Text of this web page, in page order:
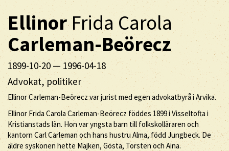
EllinorFrida Carola
Carleman-Beörecz
1899-10-20 — 1996-04-18
Advokat, politiker
Ellinor Carleman-Beörecz var jurist med egen advokatbyrå i Arvika.
Ellinor Frida Carola Carleman-Beörecz föddes 1899 i Visseltofta i
Kristianstads län. Hon var yngsta barn till folkskolläraren och
kantorn Carl Carleman och hans hustru Alma, född Jungbeck. De
äldre syskonen hette Majken, Gösta, Torsten och Aina.